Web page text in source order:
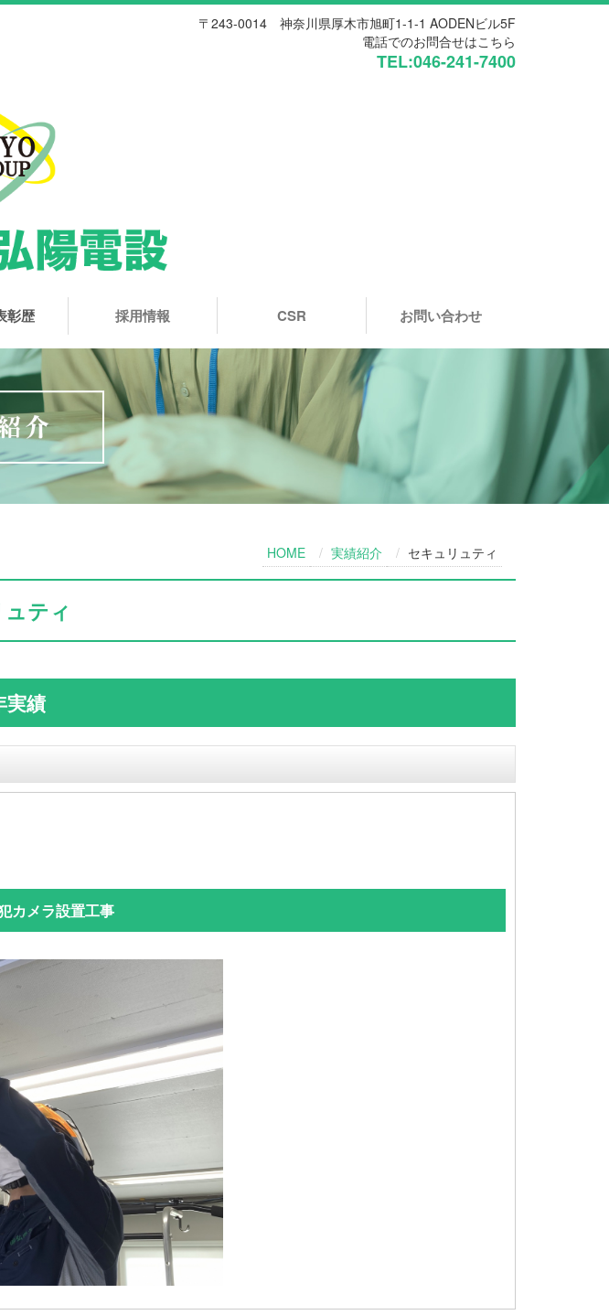
〒243-0014 神奈川県厚木市旭町1-1-1 AODENビル5F
電話でのお問合せはこちら
TEL:046-241-7400
彰歴 採用情報 CSR お問い合わせ
HOME 実績紹介 セキュリュティ
ティ
実績
カメラ設置工事